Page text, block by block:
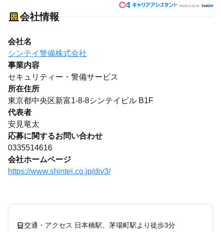
会社情報
会社名
シンテイ警備株式会社
事業内容
セキュリティー・警備サービス
所在住所
東京都中央区新富1-8-8シンテイビル B1F
代表者
安見竜太
応募に関するお問い合わせ
0335514616
会社ホームページ
https://www.shintei.co.jp/div3/
交通・アクセス 日本橋駅、茅場町駅より徒歩3分